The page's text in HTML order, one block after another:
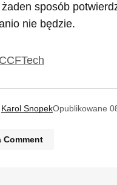
sposób
nie będzie.
Karol SnopekOpublikowane
Comment